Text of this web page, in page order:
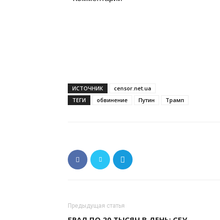
ИСТОЧНИК
censor.net.ua
ТЕГИ
обвинение Путин Трамп
Предыдущая статья